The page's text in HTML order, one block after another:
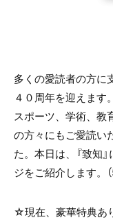
多くの愛読者の方に
４０周年を迎えます
スポーツ、学術、教
の方々にもご愛読い
た。本日は、『致知
ジをご紹介します。（
☆現在、豪華特典あ